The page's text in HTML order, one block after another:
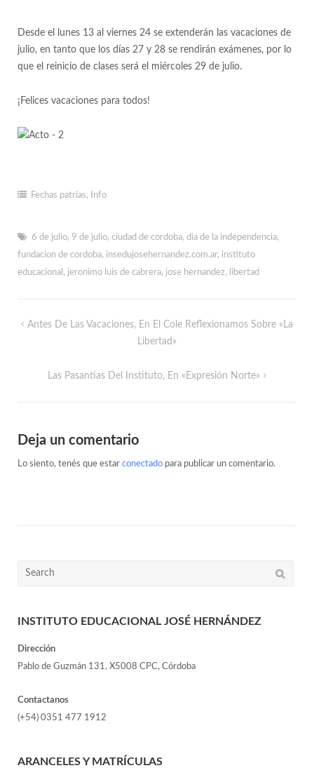
Desde el lunes 13 al viernes 24 se extenderán las vacaciones de
julio, en tanto que los días 27 y 28 se rendirán exámenes, por lo
que el reinicio de clases será el miércoles 29 de julio.
¡Felices vacaciones para todos!
Fechas patrias, Info
6 de julio, 9 de julio, ciudad de cordoba, dia de la independencia,
fundacion de cordoba, insedujosehernandez.com.ar, instituto
educacional , jeronimo luis de cabrera, jose hernandez, libertad
Antes De Las Vacaciones, En El Cole Reflexionamos Sobre «La
Libertad»
Las Pasantías Del Instituto, En «Expresión Norte»
Deja un comentario
Lo siento, tenés que estar conectadopara publicar un comentario.
INSTITUTO EDUCACIONAL JOSÉ HERNÁNDEZ
Dirección
Pablo de Guzmán 131, X5008 CPC, Córdoba
Contactanos
(+54) 0351 477 1912
ARANCELES Y MATRÍCULAS